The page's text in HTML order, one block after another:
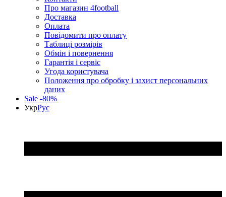
Про магазин 4football
Доставка
Оплата
Повідомити про оплату
Таблиці розмірів
Обмін і повернення
Гарантія і сервіс
Угода користувача
Положення про обробку і захист персональних
даних
Sale -80%
УкрРус